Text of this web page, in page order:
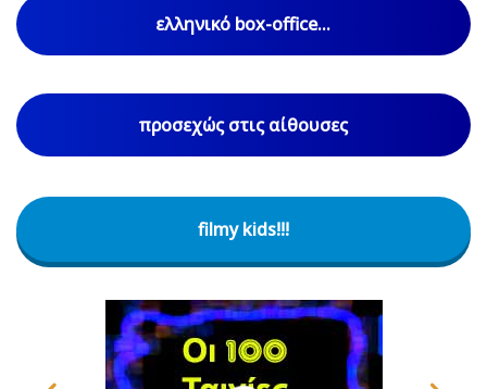
ελληνικό box-office...
προσεχώς στις αίθουσες
filmy kids!!!